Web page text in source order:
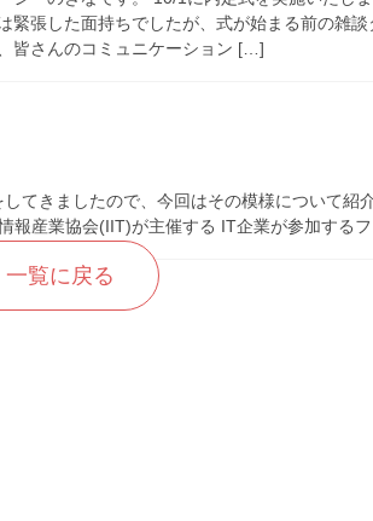
緊張した面持ちでしたが、式が始まる前の雑談
皆さんのコミュニケーション […]
てきましたので、今回はその模様について紹
産業協会(IIT)が主催する IT企業が参加する
一覧に戻る